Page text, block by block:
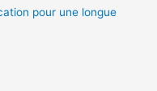
pour une longue